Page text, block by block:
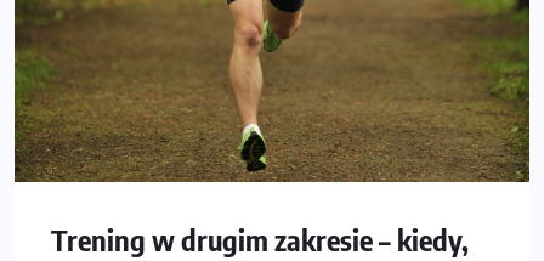
Trening w drugim zakresie – kiedy,